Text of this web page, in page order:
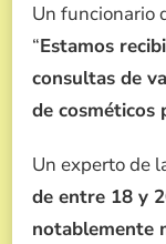
Un funcionario
“Estamos
consultas de
de cosméticos
Un experto de
de entre 18 y
notablemente